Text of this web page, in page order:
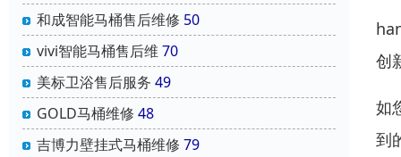
和成智能马桶售后维修 50
vivi智能马桶售后维 70
美标卫浴售后服务 49
GOLD马桶维修 48
吉博力壁挂式马桶维修 79
创
如
到